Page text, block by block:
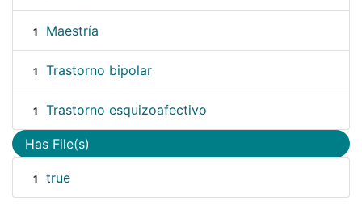
1 Maestría
1 Trastorno bipolar
1 Trastorno esquizoafectivo
Has File(s)
1 true